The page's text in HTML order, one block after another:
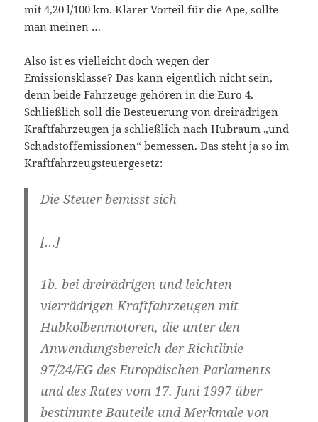
mit 4,20 l/100 km. Klarer Vorteil für die Ape, sollte
man meinen …
Also ist es vielleicht doch wegen der
Emissionsklasse? Das kann eigentlich nicht sein,
denn beide Fahrzeuge gehören in die Euro 4.
Schließlich soll die Besteuerung von dreirädrigen
Kraftfahrzeugen ja schließlich nach Hubraum „und
Schadstoffemissionen“ bemessen. Das steht ja so im
Kraftfahrzeugsteuergesetz:
Die Steuer bemisst sich
[…]
1b. bei dreirädrigen und leichten
vierrädrigen Kraftfahrzeugen mit
Hubkolbenmotoren, die unter den
Anwendungsbereich der Richtlinie
97/24/EG des Europäischen Parlaments
und des Rates vom 17. Juni 1997 über
bestimmte Bauteile und Merkmale von